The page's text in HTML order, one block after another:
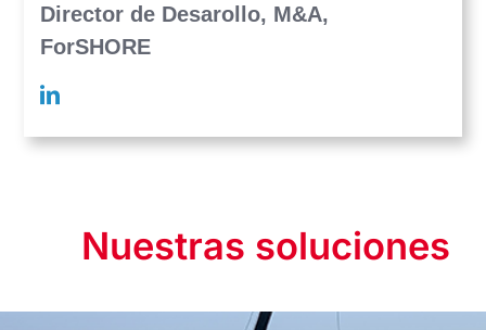
Director de Desarollo, M&A,
ForSHORE
Nuestras soluciones